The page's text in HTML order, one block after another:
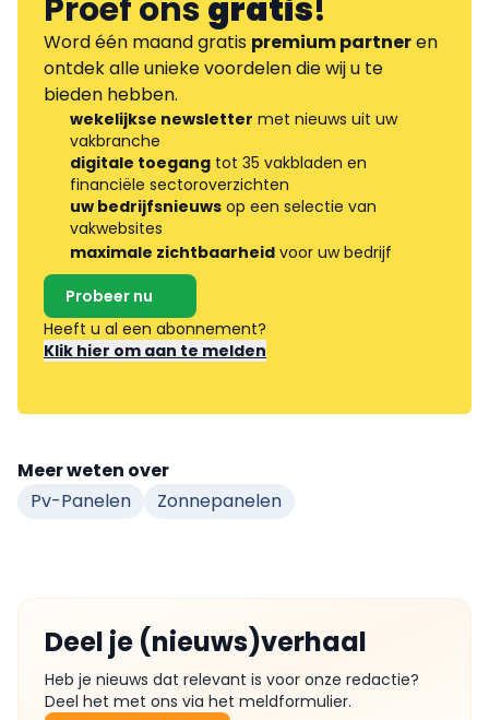
Proef onsgratis!
Word één maand gratis premium partneren
ontdek alle unieke voordelen die wij u te
bieden hebben.
wekelijkse newsletter met nieuws uit uw
vakbranche
digitale toegang tot 35 vakbladen en
financiële sectoroverzichten
uw bedrijfsnieuws op een selectie van
vakwebsites
maximale zichtbaarheid voor uw bedrijf
Probeer nu
Heeft u al een abonnement?
Klik hier om aan te melden
Meer weten over
Pv-Panelen
Zonnepanelen
Deel je (nieuws)verhaal
Heb je nieuws dat relevant is voor onze redactie?
Deel het met ons via het meldformulier.